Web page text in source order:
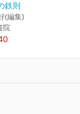
鉄則
(編集)
院